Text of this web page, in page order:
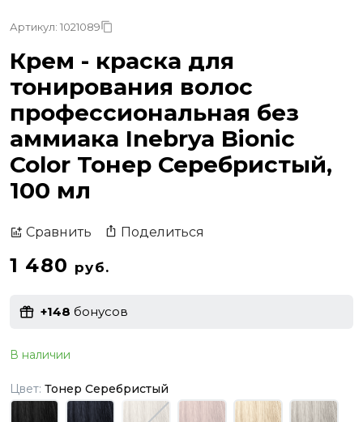
Артикул: 1021089
Крем - краска для
тонирования волос
профессиональная без
аммиака Inebrya Bionic
Color Тонер Серебристый,
100 мл
Сравнить Поделиться
1 480 руб.
+148 бонусов
В наличии
Цвет: Тонер Серебристый